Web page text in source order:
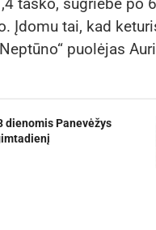
taško, sugriebė po
Įdomu tai, kad
puolėjas
dienomis Panevėžys